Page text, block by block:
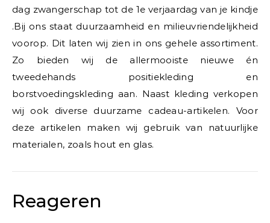
dag zwangerschap tot de 1e verjaardag van je kindje
.Bij ons staat duurzaamheid en milieuvriendelijkheid
voorop. Dit laten wij zien in ons gehele assortiment.
Zo bieden wij de allermooiste nieuwe én
tweedehands positiekleding en
borstvoedingskleding aan. Naast kleding verkopen
wij ook diverse duurzame cadeau-artikelen. Voor
deze artikelen maken wij gebruik van natuurlijke
materialen, zoals hout en glas.
Reageren